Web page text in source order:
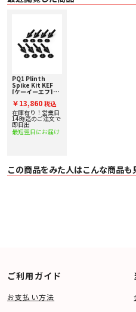
PQ1 Plinth
Spike Kit KEF
[ケーイーエフ]
Meta用 台座スパ
イクキット
￥13,860 税込
在庫有り！営業日
14時迄のご注文で
即日出
最短翌日にお届け
この商品をみた人はこんな商品も
ご利用ガイド
お支払い方法